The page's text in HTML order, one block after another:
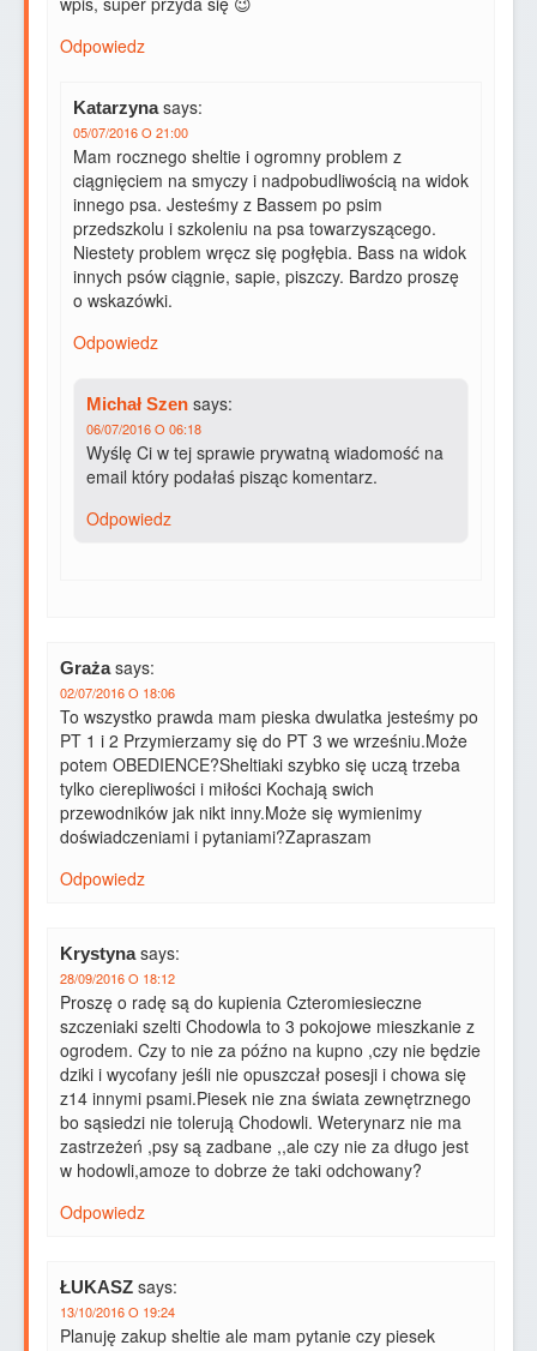
Odpowiedz
Katarzyna says:
05/07/2016 O 21:00
Mam rocznego sheltie i ogromny problem z
ciągnięciem na smyczy i nadpobudliwością na widok
innego psa. Jesteśmy z Bassem po psim
przedszkolu i szkoleniu na psa towarzyszącego.
Niestety problem wręcz się pogłębia. Bass na widok
innych psów ciągnie, sapie, piszczy. Bardzo proszę
o wskazówki.
Odpowiedz
Michał Szen says:
06/07/2016 O 06:18
Wyślę Ci w tej sprawie prywatną wiadomość na
email który podałaś pisząc komentarz.
Odpowiedz
Graża says:
02/07/2016 O 18:06
To wszystko prawda mam pieska dwulatka jesteśmy po
PT 1 i 2 Przymierzamy się do PT 3 we wrześniu.Może
potem OBEDIENCE?Sheltiaki szybko się uczą trzeba
tylko cierepliwości i miłości Kochają swich
przewodników jak nikt inny.Może się wymienimy
doświadczeniami i pytaniami?Zapraszam
Odpowiedz
Krystyna says:
28/09/2016 O 18:12
Proszę o radę są do kupienia Czteromiesieczne
szczeniaki szelti Chodowla to 3 pokojowe mieszkanie z
ogrodem. Czy to nie za późno na kupno ,czy nie będzie
dziki i wycofany jeśli nie opuszczał posesji i chowa się
z14 innymi psami.Piesek nie zna świata zewnętrznego
bo sąsiedzi nie tolerują Chodowli. Weterynarz nie ma
zastrzeżeń ,psy są zadbane ,,ale czy nie za długo jest
w hodowli,amoze to dobrze że taki odchowany?
Odpowiedz
ŁUKASZ says:
13/10/2016 O 19:24
Planuję zakup sheltie ale mam pytanie czy piesek